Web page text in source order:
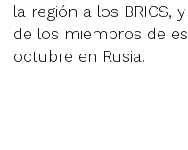
la región a los BRICS,
de los miembros de
octubre en Rusia.